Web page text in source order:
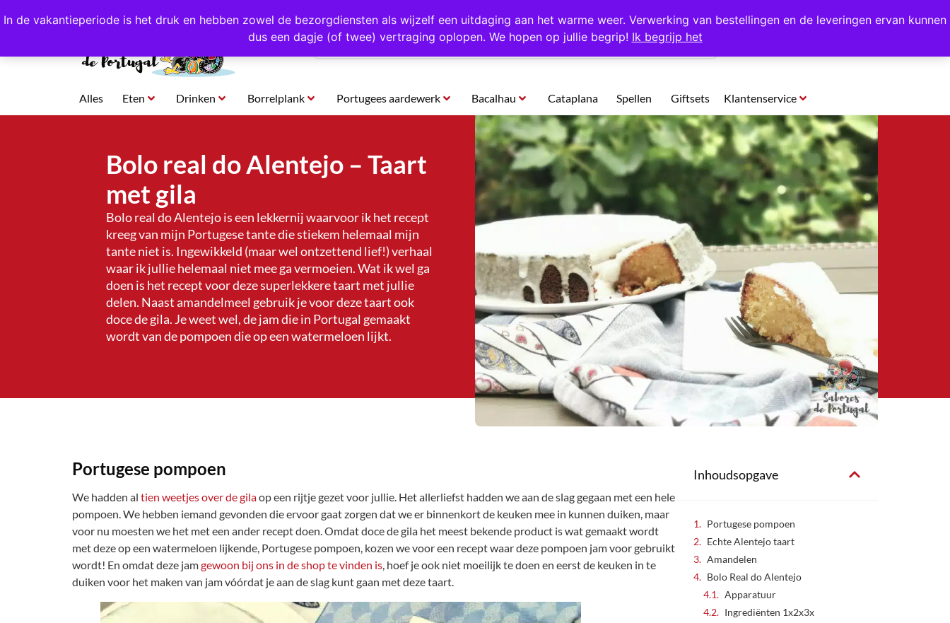
In de vakantieperiode is het druk en hebben zowel de bezorgdiensten als wijzelf een uitdaging aan het warme weer. Verwerking van bestellingen en de leveringen ervan kunnen
dus een dagje (of twee) vertraging oplopen. We hopen op jullie begrip! Ik begrijp het
4,8/5,0 sterren beoordeeld! Eigen import uit Portugal Altijd 1000 verschillende producten op voorraad Gratis op te halen in Hansweert
Alles Eten Drinken Borrelplank Portugees aardewerk Bacalhau Cataplana Spellen Giftsets Klantenservice
Bolo real do Alentejo – Taart
met gila
Bolo real do Alentejo is een lekkernij waarvoor ik het recept
kreeg van mijn Portugese tante die stiekem helemaal mijn
tante niet is. Ingewikkeld (maar wel ontzettend lief!) verhaal
waar ik jullie helemaal niet mee ga vermoeien. Wat ik wel ga
doen is het recept voor deze superlekkere taart met jullie
delen. Naast amandelmeel gebruik je voor deze taart ook
doce de gila. Je weet wel, de jam die in Portugal gemaakt
wordt van de pompoen die op een watermeloen lijkt.
Portugese pompoen
We hadden al tien weetjes over de gilaop een rijtje gezet voor jullie. Het allerliefst hadden we aan de slag gegaan met een hele
pompoen. We hebben iemand gevonden die ervoor gaat zorgen dat we er binnenkort de keuken mee in kunnen duiken, maar
voor nu moesten we het met een ander recept doen. Omdat doce de gila het meest bekende product is wat gemaakt wordt
met deze op een watermeloen lijkende, Portugese pompoen, kozen we voor een recept waar deze pompoen jam voor gebruikt
wordt! En omdat deze jamgewoon bij ons in de shop te vinden is, hoef je ook niet moeilijk te doen en eerst de keuken in te
duiken voor het maken van jam vóórdat je aan de slag kunt gaan met deze taart.
Inhoudsopgave
Portugese pompoen
Echte Alentejo taart
Amandelen
Bolo Real do Alentejo
Apparatuur
Ingrediënten 1x2x3x